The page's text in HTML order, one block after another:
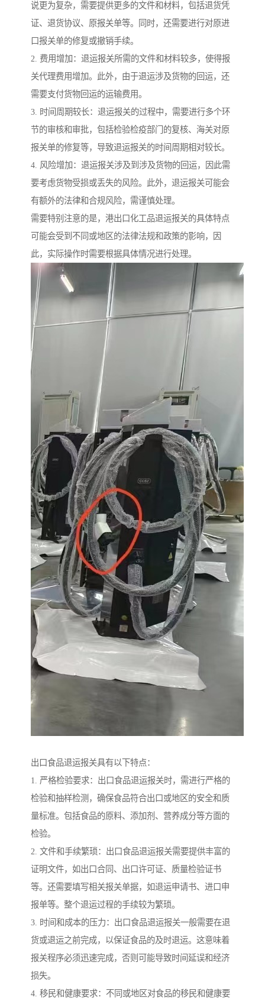
说更为复杂，需要提供更多的文件和材料，包括退货凭
证、退货协议、原报关单等。同时，还需要进行对原进
口报关单的修复或撤销手续。
2. 费用增加：退运报关所需的文件和材料较多，使得报
关代理费用增加。此外，由于退运涉及货物的回运，还
需要支付货物回运的运输费用。
3. 时间周期较长：退运报关的过程中，需要进行多个环
节的审核和审批，包括检验检疫部门的复核、海关对原
报关单的修复等，导致退运报关的时间周期相对较长。
4. 风险增加：退运报关涉及到涉及货物的回运，因此需
要考虑货物受损或丢失的风险。此外，退运报关可能会
有额外的法律和合规风险，需谨慎处理。
需要特别注意的是，港出口化工品退运报关的具体特点
可能会受到不同或地区的法律法规和政策的影响，因
此，实际操作时需要根据具体情况进行处理。
出口食品退运报关具有以下特点：
1. 严格检验要求：出口食品退运报关时，需进行严格的
检验和抽样检测，确保食品符合出口或地区的安全和质
量标准。包括食品的原料、添加剂、营养成分等方面的
检验。
2. 文件和手续繁琐：出口食品退运报关需要提供丰富的
证明文件，如出口合同、出口许可证、质量检验证书
等。还需要填写相关报关单据，如退运申请书、进口申
报单等。整个退运过程的手续较为繁琐。
3. 时间和成本的压力：出口食品退运报关一般需要在退
货或退运之前完成，以保证食品的及时退运。这意味着
报关程序必须迅速完成，否则可能导致时间延误和经济
损失。
4. 移民和健康要求：不同或地区对食品的移民和健康要